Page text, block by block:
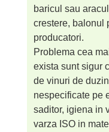
baricul sau
crestere, balonul
producatori.
Problema cea
exista sunt sigur
de vinuri de
nespecificate pe
saditor, igiena in
varza ISO in